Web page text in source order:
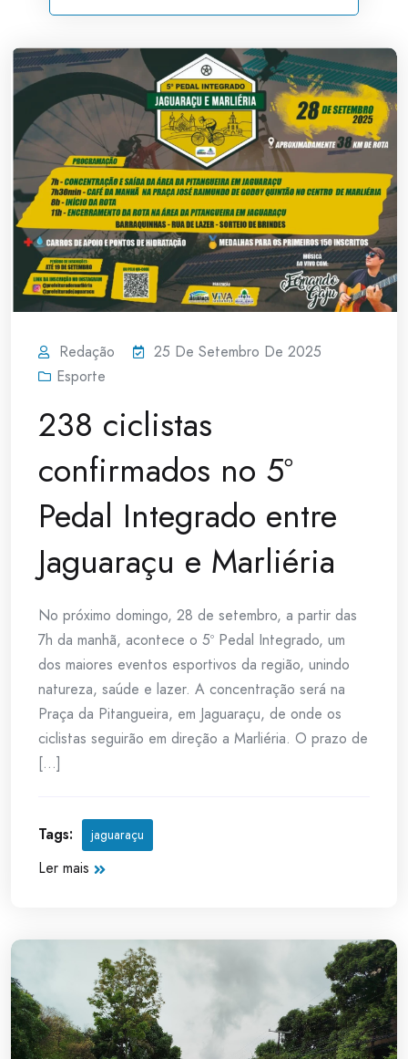
Redação
25 De Setembro De 2025
Esporte
238 ciclistas
confirmados no 5º
Pedal Integrado entre
Jaguaraçu e Marliéria
No próximo domingo, 28 de setembro, a partir das
7h da manhã, acontece o 5º Pedal Integrado, um
dos maiores eventos esportivos da região, unindo
natureza, saúde e lazer. A concentração será na
Praça da Pitangueira, em Jaguaraçu, de onde os
ciclistas seguirão em direção a Marliéria. O prazo de
[...]
Tags: jaguaraçu
Ler mais